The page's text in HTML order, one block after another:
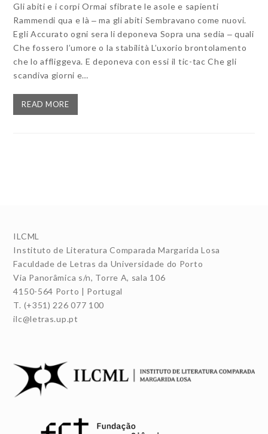
Gli abiti e i corpi Ormai sfibrate le asole e sapienti
Rammendi qua e là ‒ ma gli abiti Sembravano come nuovi.
Egli Accurato ogni sera li deponeva Sopra una sedia ‒ quali
Che fossero l’umore o la stabilità L’uxorio brontolamento
che lo affliggeva. E deponeva con essi il tic-tac Che gli
scandiva giorni e…
READ MORE
ILCML
Instituto de Literatura Comparada Margarida Losa
Faculdade de Letras da Universidade do Porto
Via Panorâmica s/n, Torre A, sala 106
4150-564 Porto | Portugal
T. (+351) 226 077 100
ilc@letras.up.pt